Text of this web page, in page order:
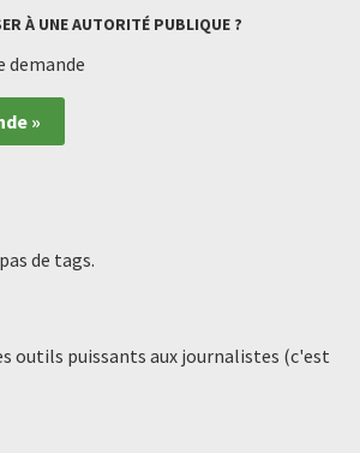
À UNE AUTORITÉ PUBLIQUE ?
demande
»
de tags.
outils puissants aux journalistes (c'est